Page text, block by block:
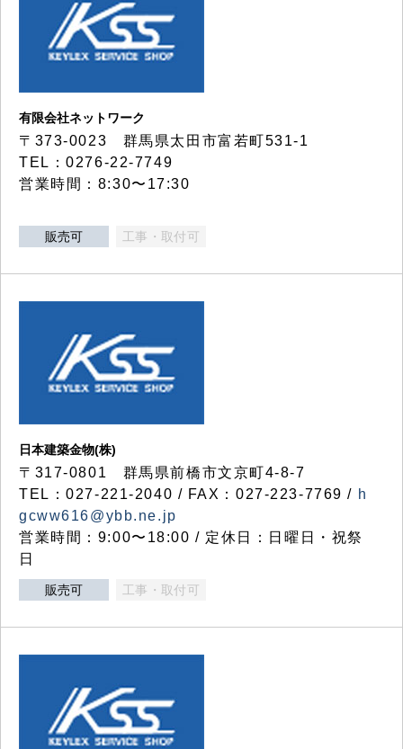
有限会社ネットワーク
〒373-0023 群馬県太田市富若町531-1
TEL：0276-22-7749
営業時間：8:30〜17:30
販売可 工事・取付可
日本建築金物(株)
〒317‐0801 群馬県前橋市文京町4-8-7
TEL：027-221-2040 / FAX：027-223-7769 / h
gcww616@ybb.ne.jp
営業時間：9:00〜18:00 / 定休日：日曜日・祝祭
日
販売可 工事・取付可